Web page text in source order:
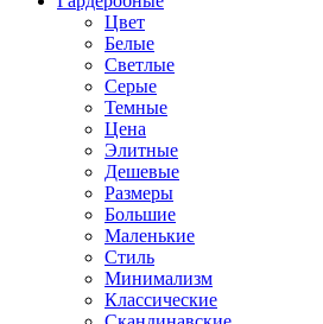
Цвет
Белые
Светлые
Серые
Темные
Цена
Элитные
Дешевые
Размеры
Большие
Маленькие
Стиль
Минимализм
Классические